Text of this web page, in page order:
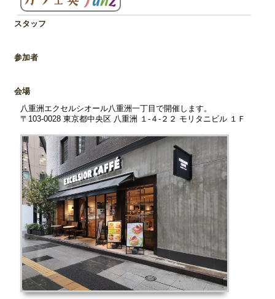
スタッフ
参加者
会場
八重洲エクセルシオール八重洲一丁目で開催します。
〒103-0028 東京都中央区 八重洲 １‐４‐２２ モリタニビル １Ｆ